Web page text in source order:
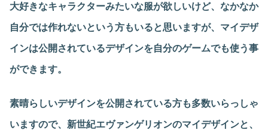
大好きなキャラクターみたいな服が欲しいけど、なかなか
自分では作れないという方もいると思いますが、マイデザ
インは公開されているデザインを自分のゲームでも使う事
ができます。
素晴らしいデザインを公開されている方も多数いらっしゃ
いますので、新世紀エヴァンゲリオンのマイデザインと、